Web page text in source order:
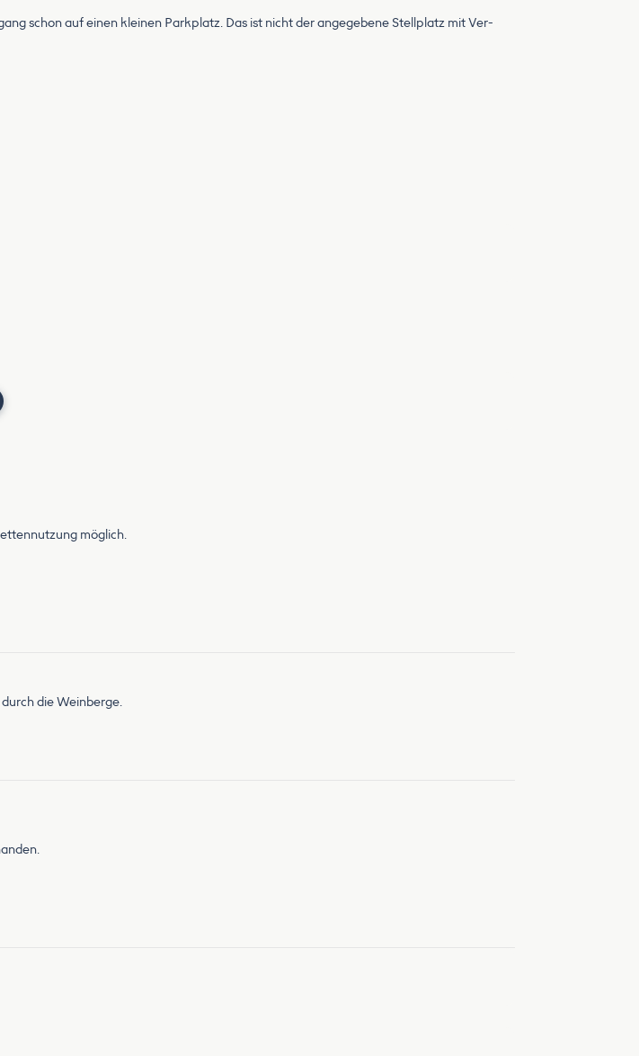
schon auf einen kleinen Parkplatz. Das ist nicht der angegebene Stellplatz mit Ver-
möglich.
die Weinberge.